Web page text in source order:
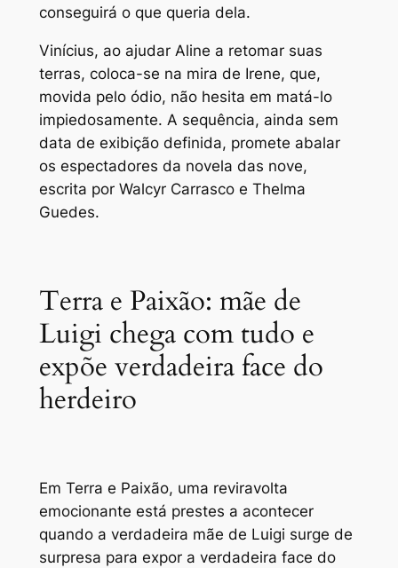
conseguirá o que queria dela.
Vinícius, ao ajudar Aline a retomar suas
terras, coloca-se na mira de Irene, que,
movida pelo ódio, não hesita em matá-lo
impiedosamente. A sequência, ainda sem
data de exibição definida, promete abalar
os espectadores da novela das nove,
escrita por Walcyr Carrasco e Thelma
Guedes.
Terra e Paixão: mãe de
Luigi chega com tudo e
expõe verdadeira face do
herdeiro
Em Terra e Paixão, uma reviravolta
emocionante está prestes a acontecer
quando a verdadeira mãe de Luigi surge de
surpresa para expor a verdadeira face do